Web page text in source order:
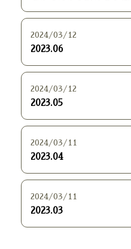
2024/03/12
2023.06
2024/03/12
2023.05
2024/03/11
2023.04
2024/03/11
2023.03